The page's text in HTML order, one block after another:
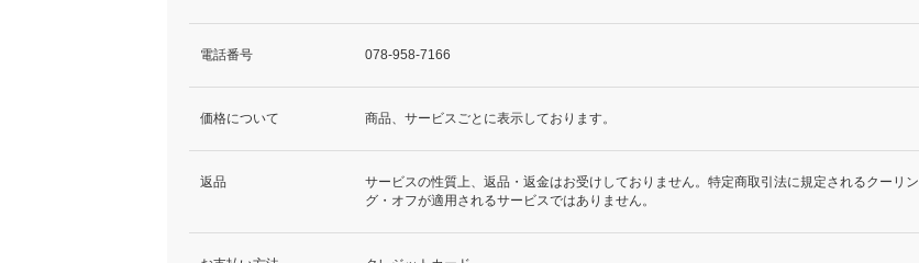
電話番号 078-958-7166
価格について 商品、サービスごとに表示しております。
返品
サービスの性質上、返品・返金はお受けしておりません。特定商取引法に規定されるクーリン
グ・オフが適用されるサービスではありません。